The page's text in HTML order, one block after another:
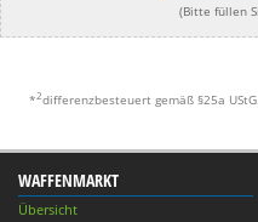
(Bitte füllen
*2differenzbesteuert gemäß §25a
WAFFENMARKT
Übersicht